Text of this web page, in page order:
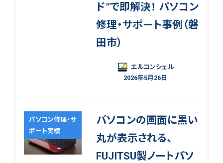
ド”で即解決！ パソコン
修理・サポート事例（磐
田市）
エルコンシェル
2026年5月26日
パソコン修理・サ
ポート実績
パソコンの画面に黒い
丸が表示される、
FUJITSU製ノートパソ